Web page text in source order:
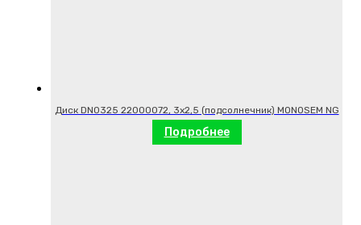
Диск DN0325 22000072, 3х2,5 (подсолнечник) MONOSEM NG
Подробнее